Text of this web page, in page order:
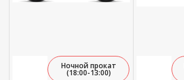
Ночной прокат
(18:00-13:00)